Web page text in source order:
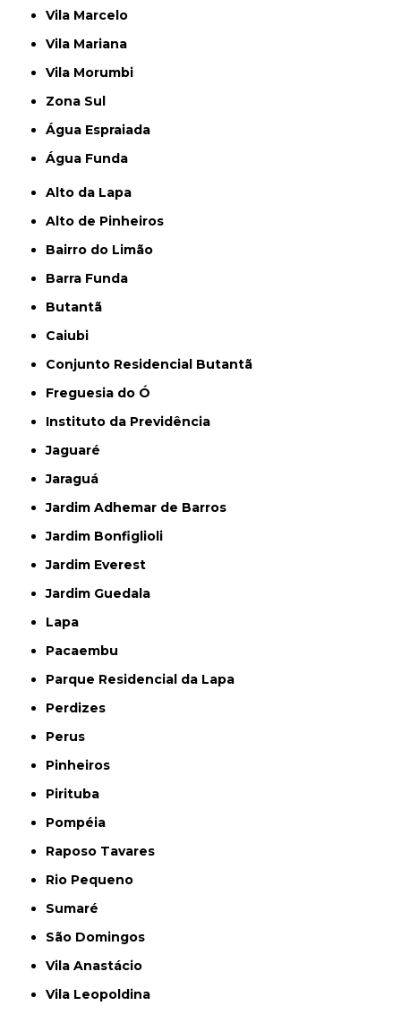
Vila Marcelo
Vila Mariana
Vila Morumbi
Zona Sul
Água Espraiada
Água Funda
Alto da Lapa
Alto de Pinheiros
Bairro do Limão
Barra Funda
Butantã
Caiubi
Conjunto Residencial Butantã
Freguesia do Ó
Instituto da Previdência
Jaguaré
Jaraguá
Jardim Adhemar de Barros
Jardim Bonfiglioli
Jardim Everest
Jardim Guedala
Lapa
Pacaembu
Parque Residencial da Lapa
Perdizes
Perus
Pinheiros
Pirituba
Pompéia
Raposo Tavares
Rio Pequeno
Sumaré
São Domingos
Vila Anastácio
Vila Leopoldina